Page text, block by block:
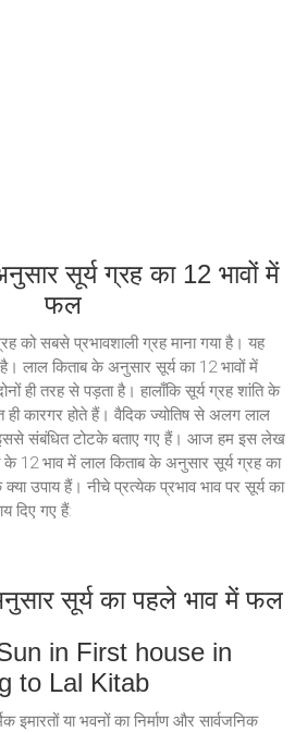
सूर्य ग्रह का 12 भावों में
फल
को सबसे प्रभावशाली ग्रह माना गया है। यह
है। लाल किताब के अनुसार सूर्य का 12 भावों में
ही तरह से पड़ता है। हालाँकि सूर्य ग्रह शांति के
ही कारगर होते हैं। वैदिक ज्योतिष से अलग लाल
संबंधित टोटके बताए गए हैं। आज हम इस लेख
12 भाव में लाल किताब के अनुसार सूर्य ग्रह का
उपाय हैं। नीचे प्रत्येक प्रभाव भाव पर सूर्य का
दिए गए हैं:
सूर्य का पहले भाव में फल
in First house in
to Lal Kitab
इमारतों या भवनों का निर्माण और सार्वजनिक